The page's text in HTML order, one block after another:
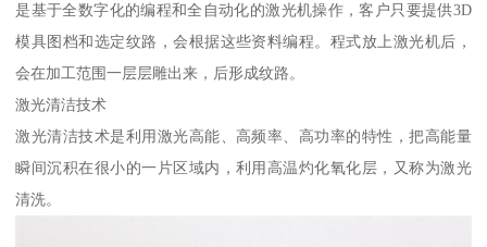
是基于全数字化的编程和全自动化的激光机操作，客户只要提供3D
模具图档和选定纹路，会根据这些资料编程。程式放上激光机后，
会在加工范围一层层雕出来，后形成纹路。
激光清洁技术
激光清洁技术是利用激光高能、高频率、高功率的特性，把高能量
瞬间沉积在很小的一片区域内，利用高温灼化氧化层，又称为激光
清洗。